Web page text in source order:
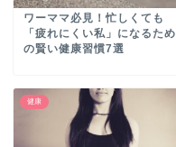
ワーママ必見！忙しくても
「疲れにくい私」になるため
の賢い健康習慣7選
健康